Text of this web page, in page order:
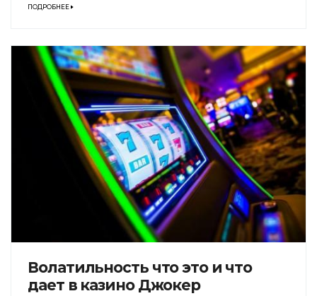
ПОДРОБНЕЕ
Волатильность что это и что
дает в казино Джокер